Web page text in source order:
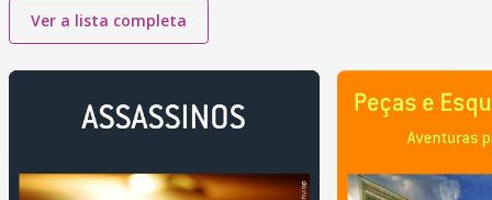
Ver a lista completa